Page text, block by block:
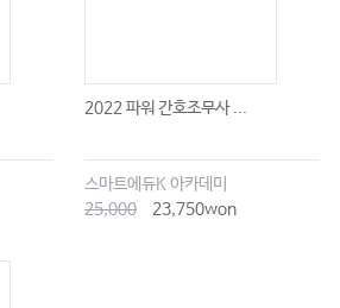
2022 파워 간호조무사 ...
스마트에듀K 아카데미
25,000
23,750won